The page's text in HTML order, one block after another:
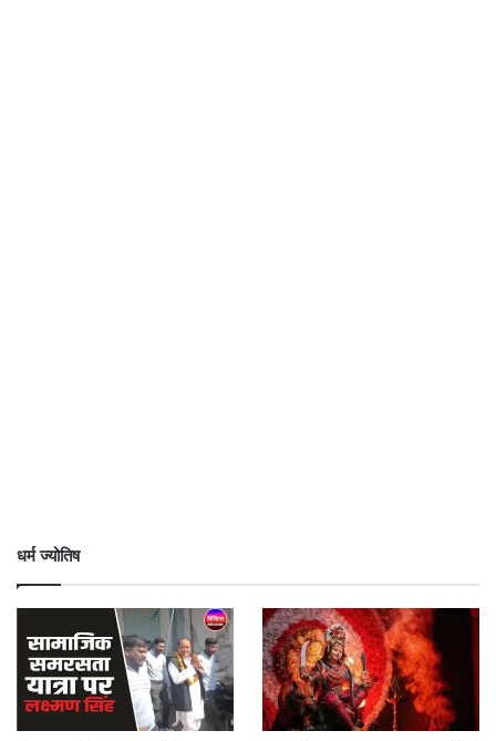
धर्म ज्योतिष